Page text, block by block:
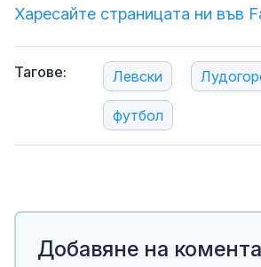
Харесайте страницата ни във
Тагове: Левски
футбол
Добавяне на